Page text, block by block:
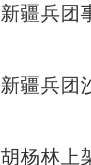
新疆兵团
新疆兵团
胡杨林上